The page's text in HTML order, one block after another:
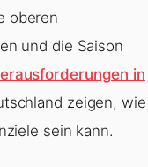
oberen
und die Saison
in
zeigen, wie
sein kann.